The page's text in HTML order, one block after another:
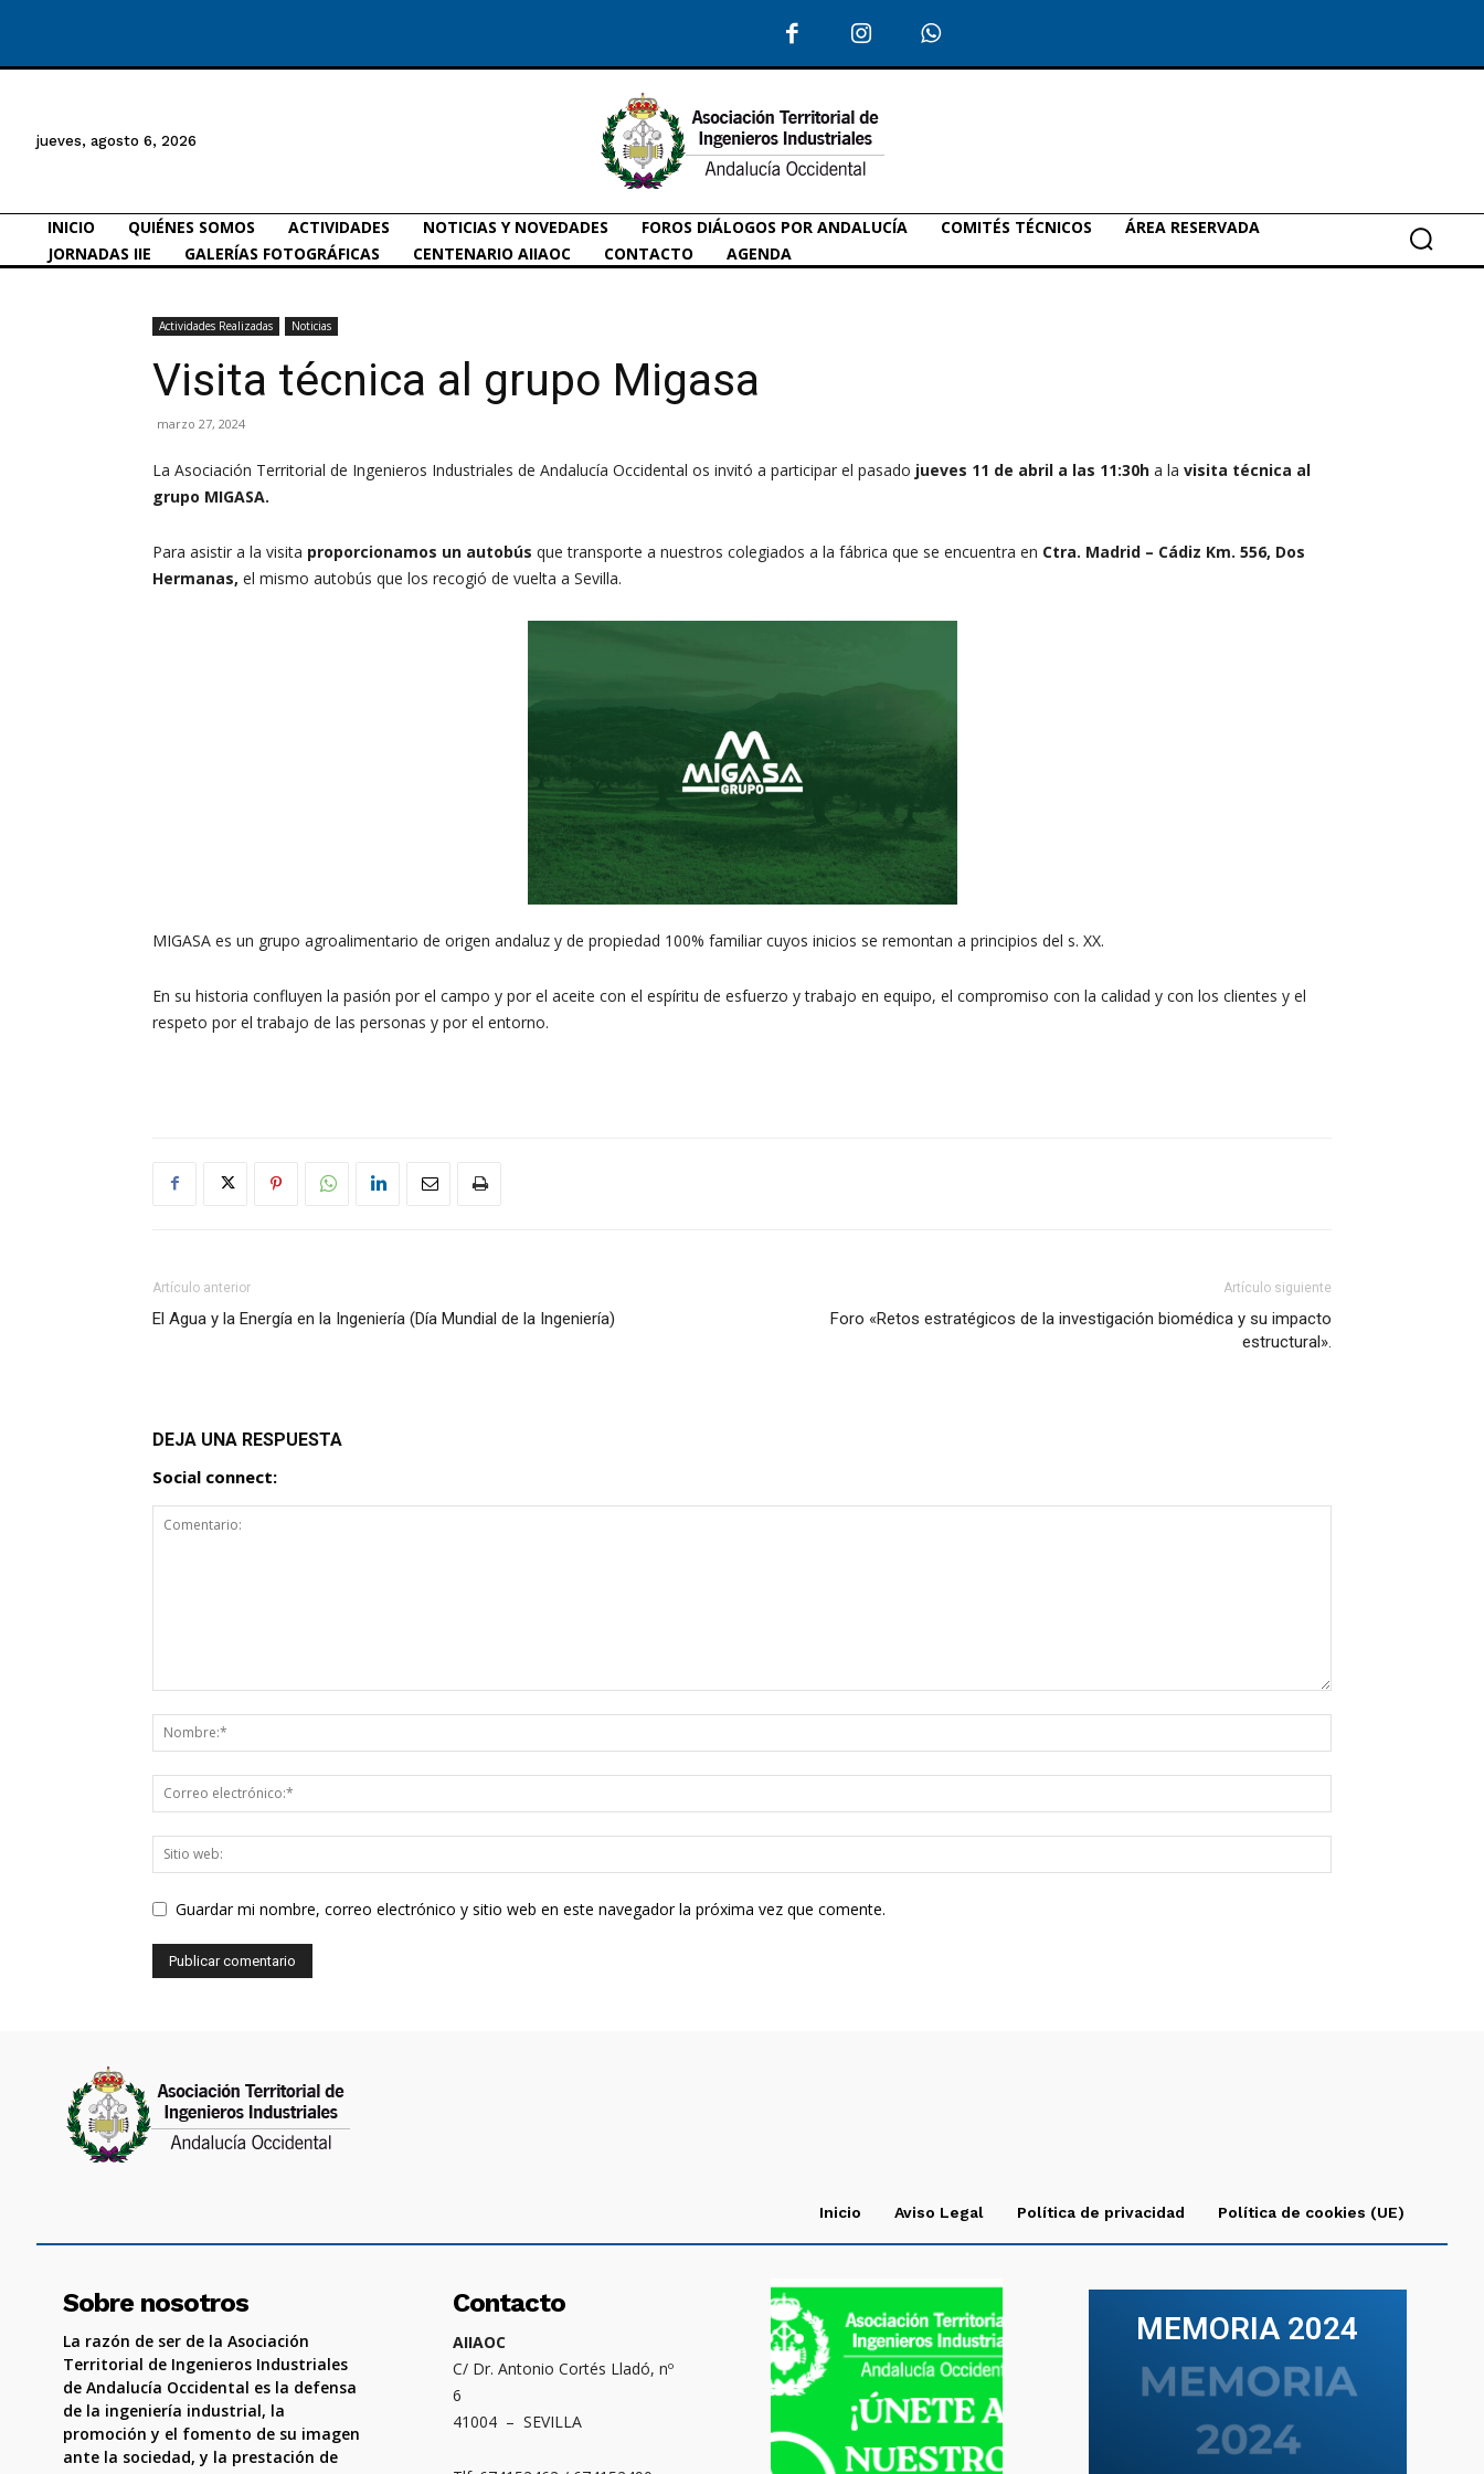
jueves, agosto 6, 2026
INICIO QUIÉNES SOMOS ACTIVIDADES NOTICIAS Y NOVEDADES FOROS DIÁLOGOS POR ANDALUCÍA COMITÉS TÉCNICOS
ÁREA RESERVADA
JORNADAS IIE
GALERÍAS FOTOGRÁFICAS CENTENARIO AIIAOC CONTACTO AGENDA
Actividades Realizadas Noticias
Visita técnica al grupo Migasa
marzo 27, 2024
La Asociación Territorial de Ingenieros Industriales de Andalucía Occidental os invitó a participar el pasado jueves 11 de abril a las 11:30h a la visita técnica al
grupo MIGASA.
Para asistir a la visita proporcionamos un autobús que transporte a nuestros colegiados a la fábrica que se encuentra en Ctra. Madrid – Cádiz Km. 556, Dos
Hermanas, el mismo autobús que los recogió de vuelta a Sevilla.
MIGASA es un grupo agroalimentario de origen andaluz y de propiedad 100% familiar cuyos inicios se remontan a principios del s. XX.
En su historia confluyen la pasión por el campo y por el aceite con el espíritu de esfuerzo y trabajo en equipo, el compromiso con la calidad y con los clientes y el
respeto por el trabajo de las personas y por el entorno.
Artículo anterior
El Agua y la Energía en la Ingeniería (Día Mundial de la Ingeniería)
Artículo siguiente
Foro «Retos estratégicos de la investigación biomédica y su impacto
estructural».
DEJA UNA RESPUESTA
Social connect:
Guardar mi nombre, correo electrónico y sitio web en este navegador la próxima vez que comente.
Inicio Aviso Legal Política de privacidad Política de cookies (UE)
Sobre nosotros
La razón de ser de la Asociación
Territorial de Ingenieros Industriales
de Andalucía Occidental es la defensa
de la ingeniería industrial, la
promoción y el fomento de su imagen
ante la sociedad, y la prestación de
Contacto
AIIAOC
C/ Dr. Antonio Cortés Lladó, nº
6
41004 – SEVILLA
MEMORIA 2024